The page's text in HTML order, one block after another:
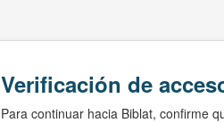
Verificación de
Para continuar hacia Biblat, confirme